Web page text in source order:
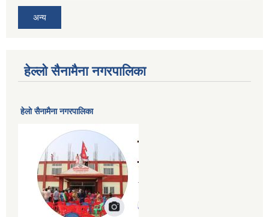
अन्य
हेल्लो सैनामैना नगरपालिका
हेलाे सैनामैना नगरपालिका